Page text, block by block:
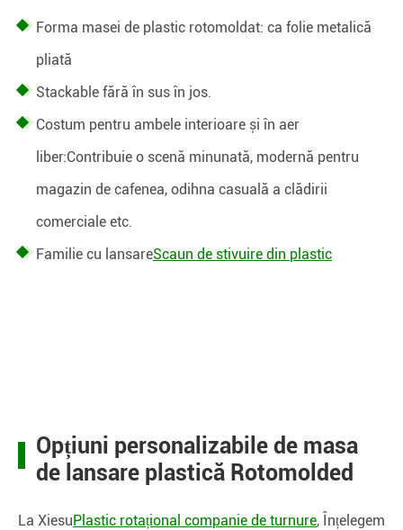
Forma masei de plastic rotomoldat: ca folie metalică
pliată
Stackable fără în sus în jos.
Costum pentru ambele interioare și în aer
liber:Contribuie o scenă minunată, modernă pentru
magazin de cafenea, odihna casuală a clădirii
comerciale etc.
Familie cu lansareScaun de stivuire din plastic
Opțiuni personalizabile de masa
de lansare plastică Rotomolded
La XiesuPlastic rotațional companie de turnure, Înțelegem